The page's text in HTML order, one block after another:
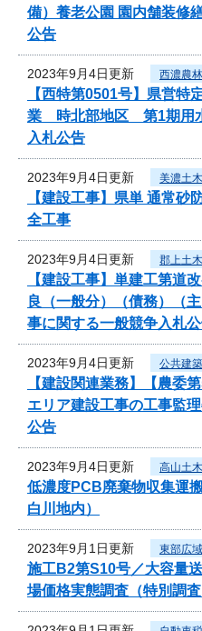
備）養老公園 園内舗装修
公告
2023年9月4日更新 西濃農
【西特第0501号】県営特
業 時北部地区 第1期用
入札公告
2023年9月4日更新 美濃土
【建設工事】県単 通常
全工事
2023年9月4日更新 郡上土
【建設工事】単建工第道
良（一般分）（債務）（
事に関する一般競争入札
2023年9月4日更新 公共建
【建設関連業務】【農委
エリア建設工事の工事監
公告
2023年9月4日更新 高山土
低濃度PCB廃棄物収集運
白川地内）
2023年9月1日更新 東部広
施工B2第S10号／大容量
場価格実態調査（特別調